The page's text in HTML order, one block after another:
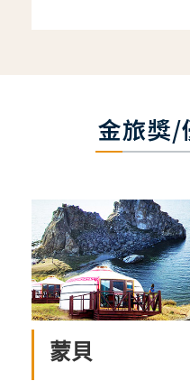
金旅獎/
蒙貝